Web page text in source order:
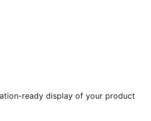
ready display of your product